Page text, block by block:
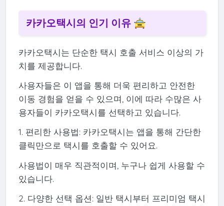
카카오택시의 인기 이유 🚖
카카오택시는 단순한 택시 호출 서비스 이상의 가
치를 제공합니다.
사용자들은 이 앱을 통해 더욱 편리하고 안전한
이동 경험을 얻을 수 있으며, 이에 따라 수많은 사
용자들이 카카오택시를 선택하고 있습니다.
1. 편리한 사용법: 카카오택시는 앱을 통해 간단한
클릭만으로 택시를 호출할 수 있어요.
사용법이 매우 직관적이며, 누구나 쉽게 사용할 수
있습니다.
2. 다양한 선택 옵션: 일반 택시부터 프리미엄 택시